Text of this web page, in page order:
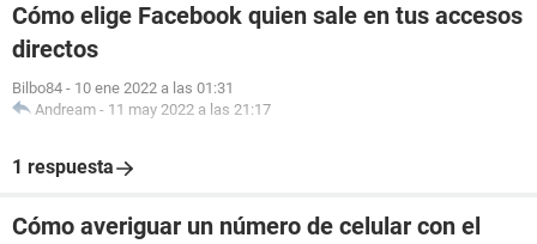
Cómo elige Facebook quien sale en tus accesos
directos
Bilbo84 - 10 ene 2022 a las 01:31
Andream - 11 may 2022 a las 21:17
1 respuesta
Cómo averiguar un número de celular con el